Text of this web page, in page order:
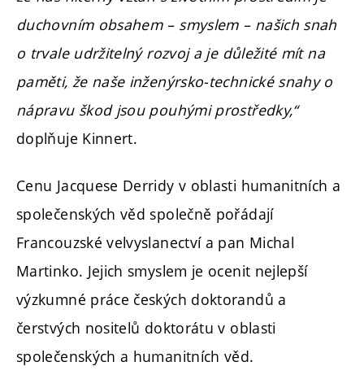
duchovním obsahem – smyslem – našich snah
o trvale udržitelný rozvoj a je důležité mít na
paměti, že naše inženýrsko-technické snahy o
nápravu škod jsou pouhými prostředky,“
doplňuje Kinnert.
Cenu Jacquese Derridy v oblasti humanitních a
společenských věd společně pořádají
Francouzské velvyslanectví a pan Michal
Martinko. Jejich smyslem je ocenit nejlepší
výzkumné práce českých doktorandů a
čerstvých nositelů doktorátu v oblasti
společenských a humanitních věd.